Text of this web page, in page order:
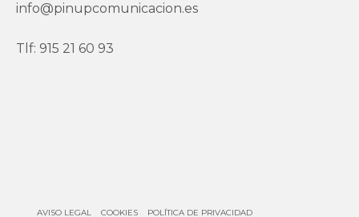
info@pinupcomunicacion.es
Tlf: 915 21 60 93
AVISO LEGAL COOKIES POLÍTICA DE PRIVACIDAD